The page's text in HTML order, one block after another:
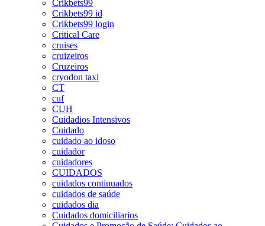
Crikbets99
Crikbets99 id
Crikbets99 login
Critical Care
cruises
cruizeiros
Cruzeiros
cryodon taxi
CT
cuf
CUH
Cuidadios Intensivos
Cuidado
cuidado ao idoso
cuidador
cuidadores
CUIDADOS
cuidados continuados
cuidados de saúde
cuidados dia
Cuidados domiciliarios